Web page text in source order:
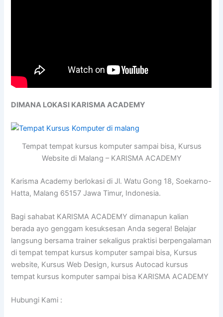
DIMANA LOKASI KARISMA ACADEMY
Tempat tempat kursus komputer sampai bisa, Kursus
Website di Malang – KARISMA ACADEMY
Karisma Academy berlokasi di Jl. Watu Gong 18, Soekarno-
Hatta, Malang 65157 Jawa Timur, Indonesia.
Bagi sahabat KARISMA ACADEMY dimanapun kalian
berada ayo genggam kesuksesan Anda segera! Belajar
langsung bersama trainer sekaligus praktisi berpengalaman
di tempat tempat kursus komputer sampai bisa, Kursus
website, Kursus Web Design, kursus Autocad kursus
tempat kursus komputer sampai bisa KARISMA ACADEMY
Hubungi Kami :